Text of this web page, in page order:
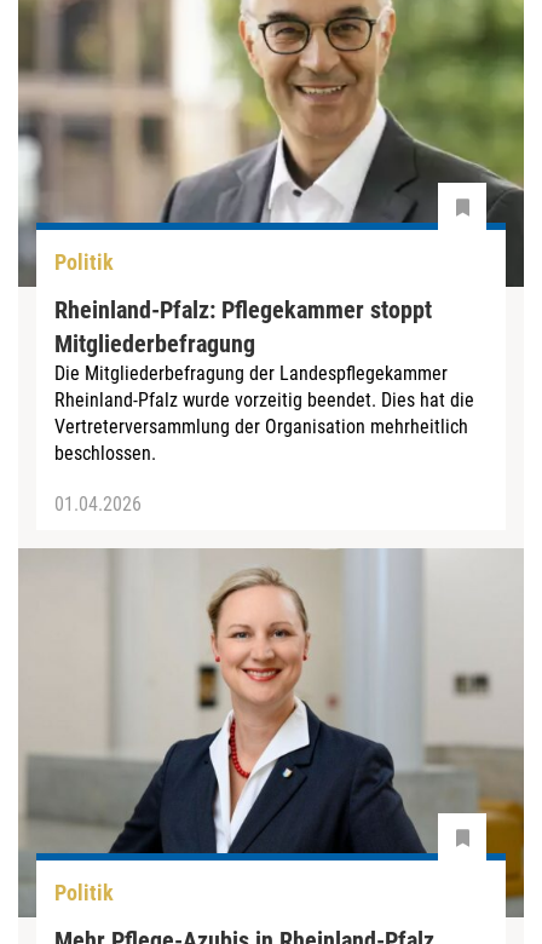
Politik
Rheinland-Pfalz: Pflegekammer stoppt
Mitgliederbefragung
Die Mitgliederbefragung der Landespflegekammer
Rheinland-Pfalz wurde vorzeitig beendet. Dies hat die
Vertreterversammlung der Organisation mehrheitlich
beschlossen.
01.04.2026
Politik